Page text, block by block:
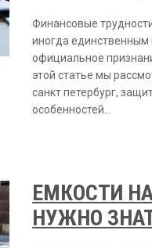
Финансовые
иногда единственным
официальное
этой статье мы
санкт петербург,
особенностей…
ЕМКОСТИ
НУЖНО